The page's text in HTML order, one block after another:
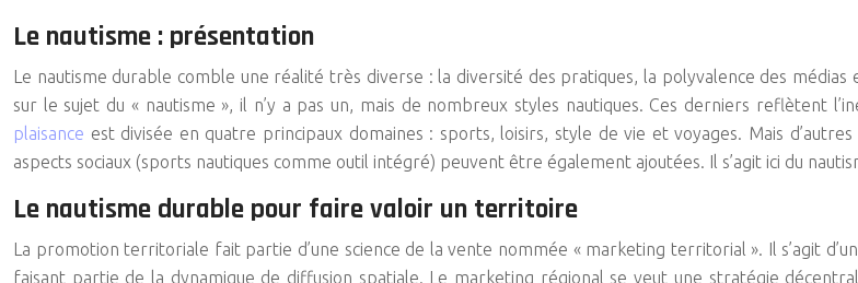
Le nautisme : présentation
Le nautisme durable comble une réalité très diverse : la diversité des pratiques, la polyvalence des
sur le sujet du « nautisme », il n’y a pas un, mais de nombreux styles nautiques. Ces derniers reflètent
plaisance est divisée en quatre principaux domaines : sports, loisirs, style de vie et voyages. Mais
aspects sociaux (sports nautiques comme outil intégré) peuvent être également ajoutées. Il s’agit ici du
Le nautisme durable pour faire valoir un territoire
La promotion territoriale fait partie d’une science de la vente nommée « marketing territorial ». Il s’agit
faisant partie de la dynamique de diffusion spatiale. Le marketing régional se veut une stratégie